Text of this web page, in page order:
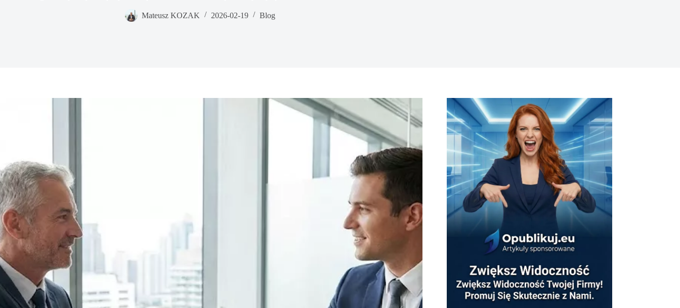
Mateusz KOZAK 2026-02-19 Blog